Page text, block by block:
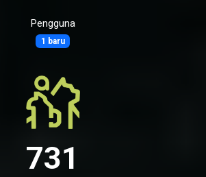
Pengguna
1 baru
731